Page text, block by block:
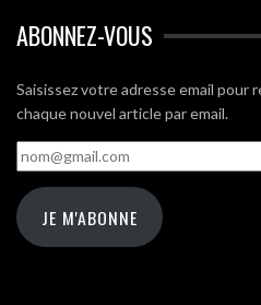
ABONNEZ-VOUS
Saisissez votre adresse email pour
chaque nouvel article par email.
nom@gmail.com
JE M'ABONNE